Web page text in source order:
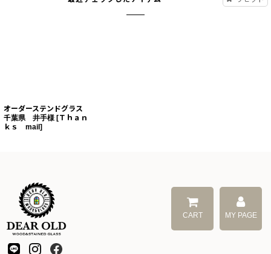
オーダーステンドグラス
千葉県 井手様 [Ｔｈａｎ
ｋｓ mail]
CART MY PAGE